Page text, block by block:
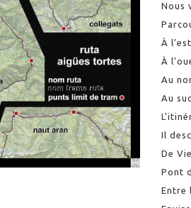
Nous
À
À
Au
Au
Il
De
Pont
Entre